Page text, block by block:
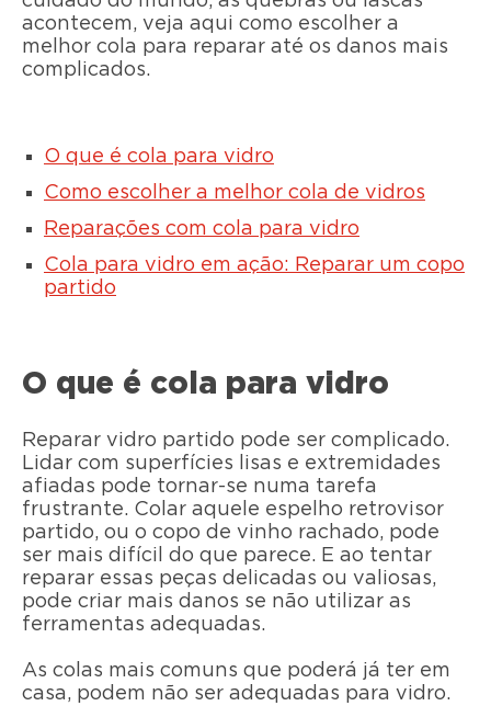
acontecem, veja aqui como escolher a
melhor cola para reparar até os danos mais
complicados.
O que é cola para vidro
Como escolher a melhor cola de vidros
Reparações com cola para vidro
Cola para vidro em ação: Reparar um copo
partido
O que é cola para vidro
Reparar vidro partido pode ser complicado.
Lidar com superfícies lisas e extremidades
afiadas pode tornar-se numa tarefa
frustrante. Colar aquele espelho retrovisor
partido, ou o copo de vinho rachado, pode
ser mais difícil do que parece. E ao tentar
reparar essas peças delicadas ou valiosas,
pode criar mais danos se não utilizar as
ferramentas adequadas.
As colas mais comuns que poderá já ter em
casa, podem não ser adequadas para vidro.